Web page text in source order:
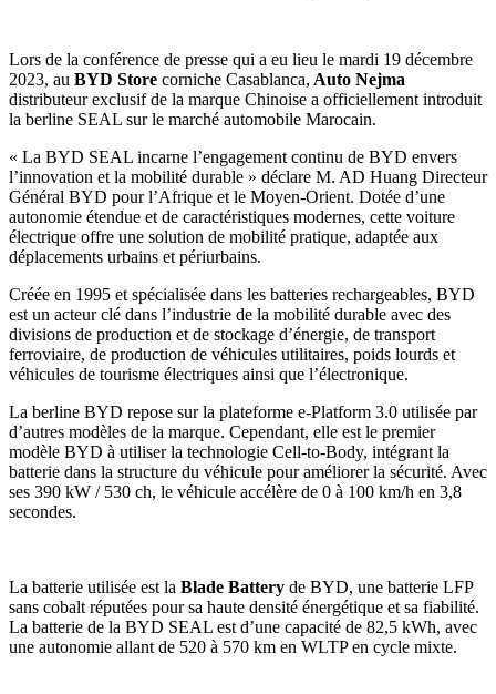
Lors de la conférence de presse qui a eu lieu le mardi 19 décembre
2023, au BYD Store corniche Casablanca, Auto Nejma
distributeur exclusif de la marque Chinoise a officiellement introduit
la berline SEAL sur le marché automobile Marocain.
« La BYD SEAL incarne l’engagement continu de BYD envers
l’innovation et la mobilité durable » déclare M. AD Huang Directeur
Général BYD pour l’Afrique et le Moyen-Orient. Dotée d’une
autonomie étendue et de caractéristiques modernes, cette voiture
électrique offre une solution de mobilité pratique, adaptée aux
déplacements urbains et périurbains.
Créée en 1995 et spécialisée dans les batteries rechargeables, BYD
est un acteur clé dans l’industrie de la mobilité durable avec des
divisions de production et de stockage d’énergie, de transport
ferroviaire, de production de véhicules utilitaires, poids lourds et
véhicules de tourisme électriques ainsi que l’électronique.
La berline BYD repose sur la plateforme e-Platform 3.0 utilisée par
d’autres modèles de la marque. Cependant, elle est le premier
modèle BYD à utiliser la technologie Cell-to-Body, intégrant la
batterie dans la structure du véhicule pour améliorer la sécurité. Avec
ses 390 kW / 530 ch, le véhicule accélère de 0 à 100 km/h en 3,8
secondes.
La batterie utilisée est la Blade Battery de BYD, une batterie LFP
sans cobalt réputées pour sa haute densité énergétique et sa fiabilité.
La batterie de la BYD SEAL est d’une capacité de 82,5 kWh, avec
une autonomie allant de 520 à 570 km en WLTP en cycle mixte.